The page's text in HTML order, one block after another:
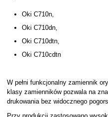
Oki C710n,
Oki C710dn,
Oki C710dtn,
Oki C710cdtn
W pełni funkcjonalny zamiennik
klasy zamienników pozwala na
drukowania bez widocznego